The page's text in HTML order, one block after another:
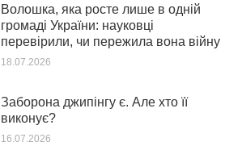
Волошка, яка росте лише в одній
громаді України: науковці
перевірили, чи пережила вона війну
18.07.2026
Заборона джипінгу є. Але хто її
виконує?
16.07.2026